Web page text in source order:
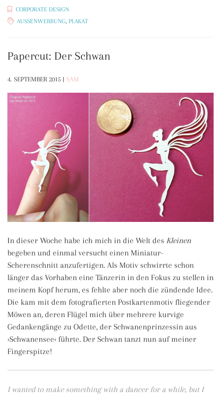
CORPORATE DESIGN
AUSSENWERBUNG , PLAKAT
Papercut: Der Schwan
4. SEPTEMBER 2015 | SAM
In dieser Woche habe ich mich in die Welt des Kleinen
begeben und einmal versucht einen Miniatur-
Scherenschnitt anzufertigen. Als Motiv schwirrte schon
länger das Vorhaben eine Tänzerin in den Fokus zu stellen in
meinem Kopf herum, es fehlte aber noch die zündende Idee.
Die kam mit dem fotografierten Postkartenmotiv fliegender
Möwen an, deren Flügel mich über mehrere kurvige
Gedankengänge zu Odette, der Schwanenprinzessin aus
›Schwanensee‹ führte. Der Schwan tanzt nun auf meiner
Fingerspitze!
I wanted to make something with a dancer for a while, but I